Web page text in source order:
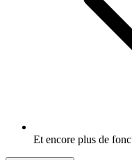
Et encore plus de